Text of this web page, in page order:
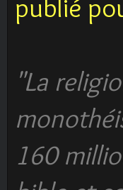
publié
"La
160